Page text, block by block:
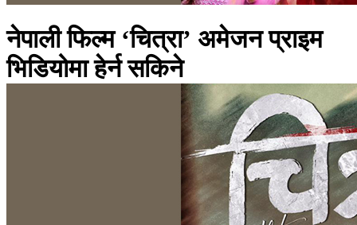
नेपाली फिल्म ‘चित्रा’ अमेजन प्राइम
भिडियोमा हेर्न सकिने